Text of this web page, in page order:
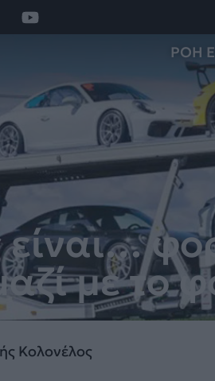
ΡΟΗ
είναι…
με το
Κολονέλος